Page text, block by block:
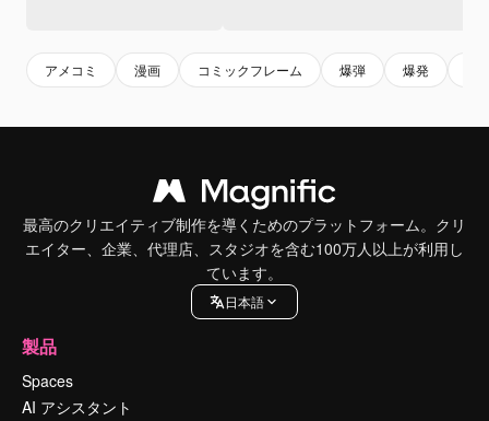
アメコミ 漫画 コミックフレーム 爆弾 爆発
最高のクリエイティブ制作を導くためのプラットフォーム。クリ
エイター、企業、代理店、スタジオを含む100万人以上が利用し
ています。
日本語
製品
Spaces
AI アシスタント